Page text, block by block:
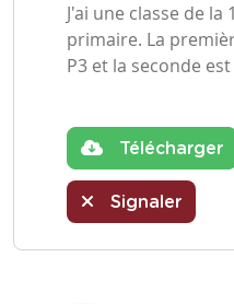
J'ai une classe de la
primaire. La
P3 et la seconde
Télécharger
Signaler